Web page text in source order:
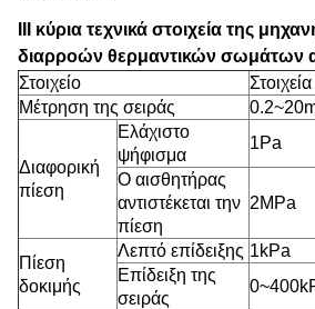
ΙΙΙ κύρια τεχνικά στοιχεία της
διαρροών θερμαντικών σωμάτων
Στοιχείο
Στοιχεία
Μέτρηση της σειράς
Διαφορική
πίεση
Ελάχιστο
ψήφισμα
1Pa
Ο αισθητήρας
αντιστέκεται την
πίεση
2MPa
Πίεση
δοκιμής
Λεπτό επίδειξης 1kPa
Επίδειξη της
σειράς